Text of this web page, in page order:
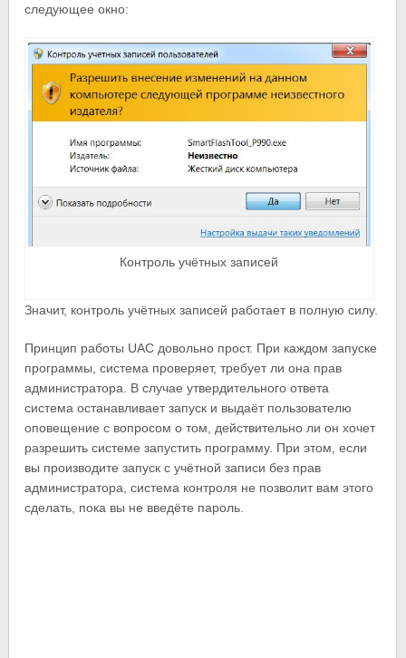
следующее окно:
Контроль учётных записей
Значит, контроль учётных записей работает в полную силу.
Принцип работы UAC довольно прост. При каждом запуске
программы, система проверяет, требует ли она прав
администратора. В случае утвердительного ответа
система останавливает запуск и выдаёт пользователю
оповещение с вопросом о том, действительно ли он хочет
разрешить системе запустить программу. При этом, если
вы производите запуск с учётной записи без прав
администратора, система контроля не позволит вам этого
сделать, пока вы не введёте пароль.